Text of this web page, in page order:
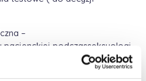
–
podczasseksuologi
oraz interakcji